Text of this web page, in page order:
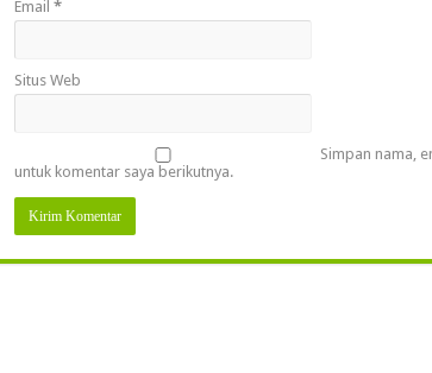
Email *
Situs Web
Simpan nama,
untuk komentar saya berikutnya.